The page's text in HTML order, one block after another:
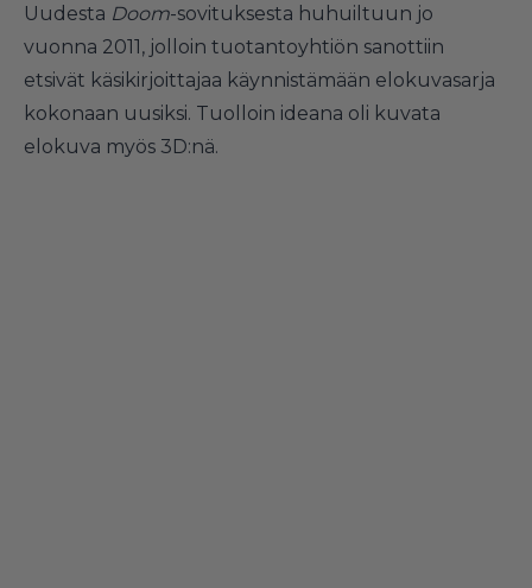
Uudesta Doom-sovituksesta huhuiltuun jo
vuonna 2011, jolloin tuotantoyhtiön sanottiin
etsivät käsikirjoittajaa käynnistämään elokuvasarja
kokonaan uusiksi. Tuolloin ideana oli kuvata
elokuva myös 3D:nä.